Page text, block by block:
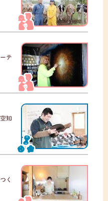
テ
知
く